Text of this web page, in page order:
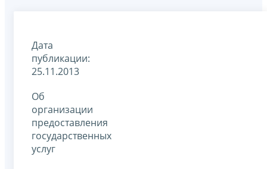
Дата
публикации:
25.11.2013
Об
организации
предоставления
государственных
услуг